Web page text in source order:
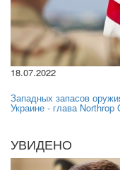
18.07.2022
Западных запасов
Украине - глава Northrop
УВИДЕНО